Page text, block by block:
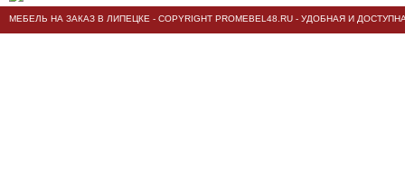
МЕБЕЛЬ НА ЗАКАЗ В ЛИПЕЦКЕ - COPYRIGHT PROMEBEL48.RU - УДОБНАЯ И